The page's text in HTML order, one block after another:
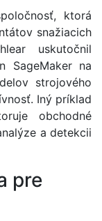
ktorá
snažiacich
uskutočnil
SageMaker na
strojového
Iný príklad
obchodné
a detekcii
pre